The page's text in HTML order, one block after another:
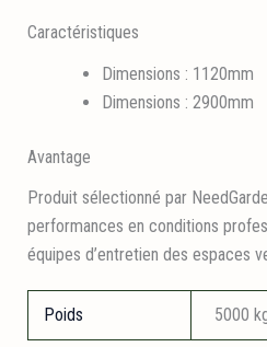
Caractéristiques
Dimensions : 1120mm
Dimensions : 2900mm
Avantage
Produit sélectionné par
performances en conditions
équipes d’entretien des espaces
Poids 5000